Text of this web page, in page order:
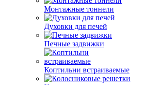
Монтажные тоннели
Духовки для печей
Печные задвижки
Коптильни встраиваемые